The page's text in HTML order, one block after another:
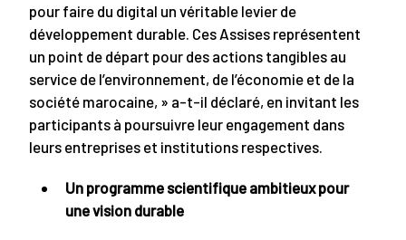
pour faire du digital un véritable levier de
développement durable. Ces Assises représentent
un point de départ pour des actions tangibles au
service de l’environnement, de l’économie et de la
société marocaine, » a-t-il déclaré, en invitant les
participants à poursuivre leur engagement dans
leurs entreprises et institutions respectives.
Un programme scientifique ambitieux pour
une vision durable